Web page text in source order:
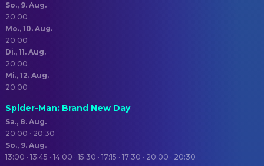
So., 9. Aug.
20:00
Mo., 10. Aug.
20:00
Di., 11. Aug.
20:00
Mi., 12. Aug.
20:00
Spider-Man: Brand New Day
Sa., 8. Aug.
20:00 · 20:30
So., 9. Aug.
13:00 · 13:45 · 14:00 · 15:30 · 17:15 · 17:30 · 20:00 · 20:30